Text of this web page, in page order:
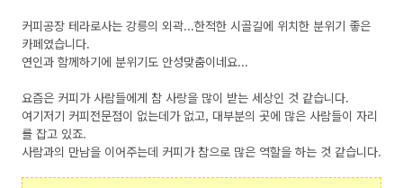
커피공장 테라로사는 강릉의 외곽...한적한 시골길에 위치한 분위기 좋은
카페였습니다.
연인과 함께하기에 분위기도 안성맞춤이네요...
요즘은 커피가 사람들에게 참 사랑을 많이 받는 세상인 것 같습니다.
여기저기 커피전문점이 없는데가 없고, 대부분의 곳에 많은 사람들이 자리
를 잡고 있죠.
사람과의 만남을 이어주는데 커피가 참으로 많은 역할을 하는 것 같습니다.